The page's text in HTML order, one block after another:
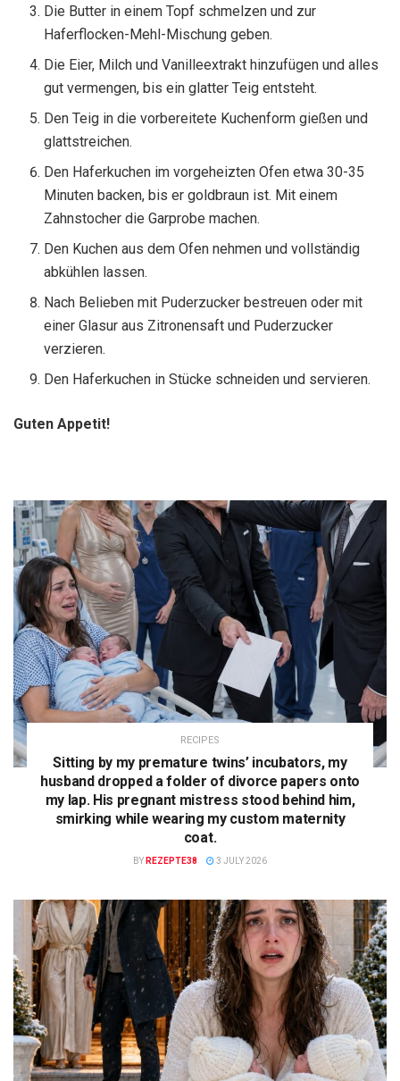
Die Butter in einem Topf schmelzen und zur
Haferflocken-Mehl-Mischung geben.
Die Eier, Milch und Vanilleextrakt hinzufügen und alles
gut vermengen, bis ein glatter Teig entsteht.
Den Teig in die vorbereitete Kuchenform gießen und
glattstreichen.
Den Haferkuchen im vorgeheizten Ofen etwa 30-35
Minuten backen, bis er goldbraun ist. Mit einem
Zahnstocher die Garprobe machen.
Den Kuchen aus dem Ofen nehmen und vollständig
abkühlen lassen.
Nach Belieben mit Puderzucker bestreuen oder mit
einer Glasur aus Zitronensaft und Puderzucker
verzieren.
Den Haferkuchen in Stücke schneiden und servieren.
Guten Appetit!
RECIPES
Sitting by my premature twins’ incubators, my
husband dropped a folder of divorce papers onto
my lap. His pregnant mistress stood behind him,
smirking while wearing my custom maternity
coat.
BY REZEPTE38 3 JULY 2026